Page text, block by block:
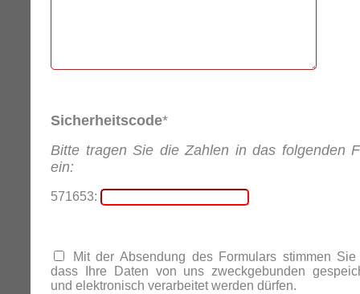
Sicherheitscode*
Bitte tragen Sie die Zahlen in das folgenden
ein:
571653:
Mit der Absendung des Formulars stimmen Sie
dass Ihre Daten von uns zweckgebunden
und elektronisch verarbeitet werden dürfen.